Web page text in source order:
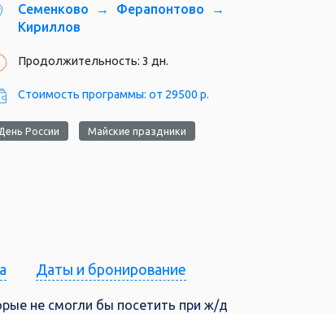
Семенково
Ферапонтово
Кириллов
Продолжительность: 3 дн.
Стоимость программы: от 29500 р.
День России Майские праздники
Даты и бронирование
не смогли бы посетить при ж/д